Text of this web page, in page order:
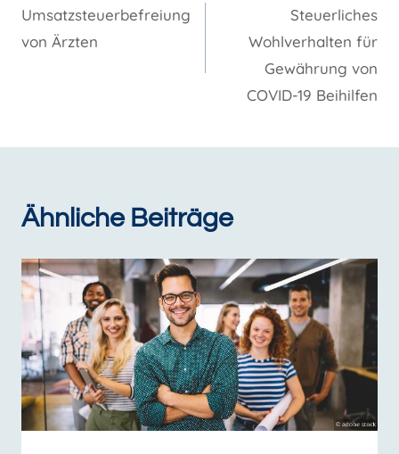
Umsatzsteuerbefreiung
von Ärzten
Steuerliches
Wohlverhalten für
Gewährung von
COVID-19 Beihilfen
Ähnliche Beiträge